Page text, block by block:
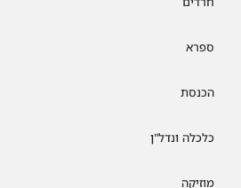
ספרא
הכנסת
כלכלה ונדל"ן
מוזיקה